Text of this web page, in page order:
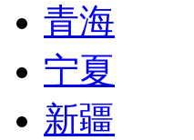
青海
宁夏
新疆